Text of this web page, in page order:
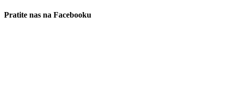
Pratite nas na Facebooku